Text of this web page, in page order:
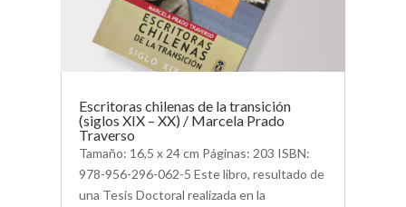
Escritoras chilenas de la transición
(siglos XIX – XX) / Marcela Prado
Traverso
Tamaño: 16,5 x 24 cm Páginas: 203 ISBN:
978-956-296-062-5 Este libro, resultado de
una Tesis Doctoral realizada en la